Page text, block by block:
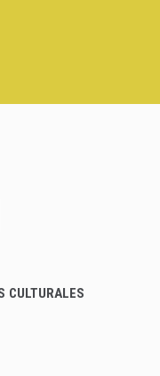
CULTURALES